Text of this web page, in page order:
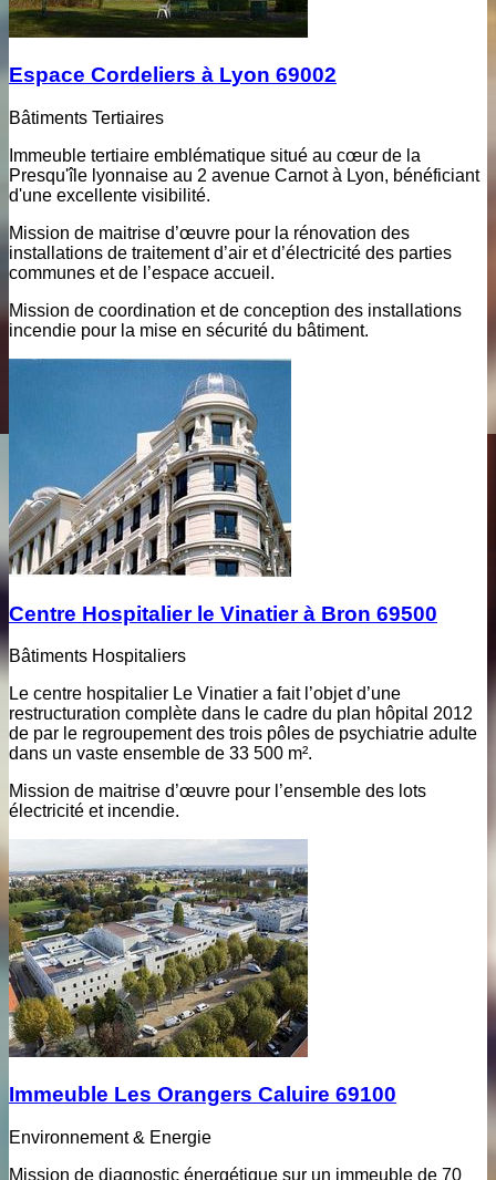
Espace Cordeliers à Lyon 69002
Bâtiments Tertiaires
Immeuble tertiaire emblématique situé au cœur de la
Presqu'île lyonnaise au 2 avenue Carnot à Lyon, bénéficiant
d'une excellente visibilité.
Mission de maitrise d’œuvre pour la rénovation des
installations de traitement d’air et d’électricité des parties
communes et de l’espace accueil.
Mission de coordination et de conception des installations
incendie pour la mise en sécurité du bâtiment.
Centre Hospitalier le Vinatier à Bron 69500
Bâtiments Hospitaliers
Le centre hospitalier Le Vinatier a fait l’objet d’une
restructuration complète dans le cadre du plan hôpital 2012
de par le regroupement des trois pôles de psychiatrie adulte
dans un vaste ensemble de 33 500 m².
Mission de maitrise d’œuvre pour l’ensemble des lots
électricité et incendie.
Immeuble Les Orangers Caluire 69100
Environnement & Energie
Mission de diagnostic énergétique sur un immeuble de 70